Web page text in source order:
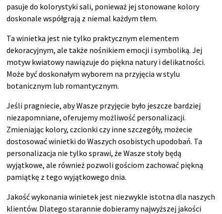
pasuje do kolorystyki sali, ponieważ jej stonowane kolory
doskonale współgrają z niemal każdym tłem.
Ta winietka jest nie tylko praktycznym elementem
dekoracyjnym, ale także nośnikiem emocji i symboliką. Jej
motyw kwiatowy nawiązuje do piękna natury i delikatności.
Może być doskonałym wyborem na przyjęcia w stylu
botanicznym lub romantycznym.
Jeśli pragniecie, aby Wasze przyjęcie było jeszcze bardziej
niezapomniane, oferujemy możliwość personalizacji.
Zmieniając kolory, czcionki czy inne szczegóły, możecie
dostosować winietki do Waszych osobistych upodobań. Ta
personalizacja nie tylko sprawi, że Wasze stoły będą
wyjątkowe, ale również pozwoli gościom zachować piękną
pamiątkę z tego wyjątkowego dnia.
Jakość wykonania winietek jest niezwykle istotna dla naszych
klientów. Dlatego starannie dobieramy najwyższej jakości